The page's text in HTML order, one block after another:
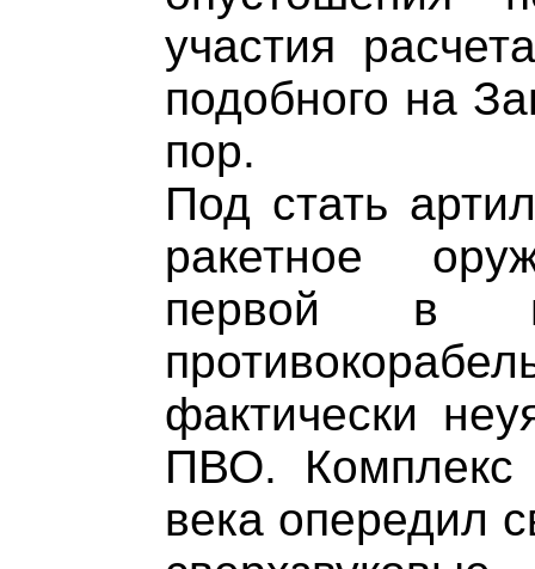
участия
подобного на
пор.
Под стать
ракетное
первой в
фактически
ПВО. Комплекс
века опередил